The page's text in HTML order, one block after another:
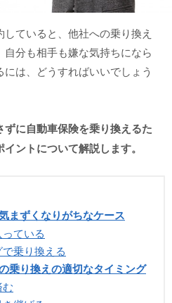
ていると、他社への乗り換え
分も相手も嫌な気持ちになら
は、どうすればいいでしょう
ずに自動車保険を乗り換えるた
ントについて解説します。
まずくなりがちなケース
ている
乗り換える
乗り換えの適切なタイミング